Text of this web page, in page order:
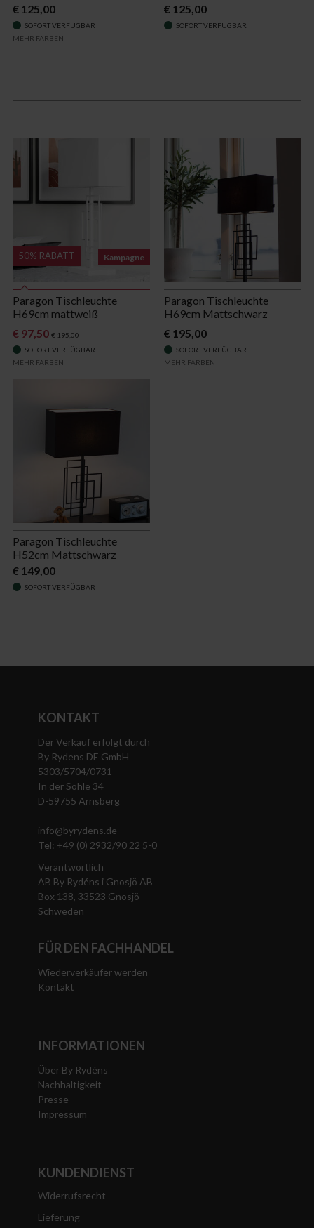
€ 125,00
SOFORT VERFÜGBAR
MEHR FARBEN
€ 125,00
SOFORT VERFÜGBAR
50% RABATT
Paragon Tischleuchte
H69cm mattweiß
Kampagne
€ 97,50 € 195,00
SOFORT VERFÜGBAR
MEHR FARBEN
Paragon Tischleuchte
H69cm Mattschwarz
€ 195,00
SOFORT VERFÜGBAR
MEHR FARBEN
Paragon Tischleuchte
H52cm Mattschwarz
€ 149,00
SOFORT VERFÜGBAR
KONTAKT
Der Verkauf erfolgt durch
By Rydens DE GmbH
5303/5704/0731
In der Sohle 34
D-59755 Arnsberg
info@byrydens.de
Tel: +49 (0) 2932/90 22 5-0
Verantwortlich
AB By Rydéns i Gnosjö AB
Box 138, 33523 Gnosjö
Schweden
FÜR DEN FACHHANDEL
Wiederverkäufer werden
Kontakt
INFORMATIONEN
Über By Rydéns
Nachhaltigkeit
Presse
Impressum
KUNDENDIENST
Widerrufsrecht
Lieferung